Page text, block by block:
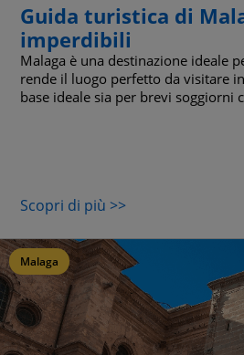
Guida turistica di
imperdibili
Malaga è una destinazione ideale
rende il luogo perfetto da visitare
base ideale sia per brevi soggiorni
Scopri di più >>
Malaga